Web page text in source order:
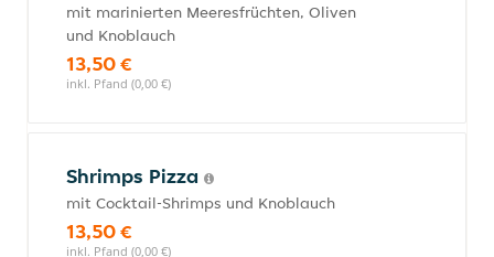
mit marinierten Meeresfrüchten, Oliven
und Knoblauch
13,50 €
inkl. Pfand (0,00 €)
Shrimps Pizza
mit Cocktail-Shrimps und Knoblauch
13,50 €
inkl. Pfand (0,00 €)